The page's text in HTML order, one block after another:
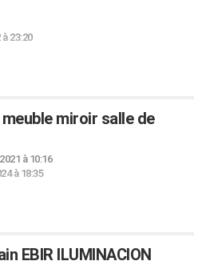
à 23:20
miroir salle de
à 10:16
à 18:35
EBIR ILUMINACION